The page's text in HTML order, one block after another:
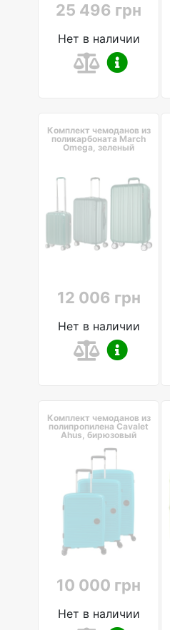
25 496 грн
Нет в наличии
Комплект чемоданов из
поликарбоната March
Omega, зеленый
12 006 грн
Нет в наличии
Комплект чемоданов из
полипропилена Cavalet
Ahus, бирюзовый
10 000 грн
Нет в наличии